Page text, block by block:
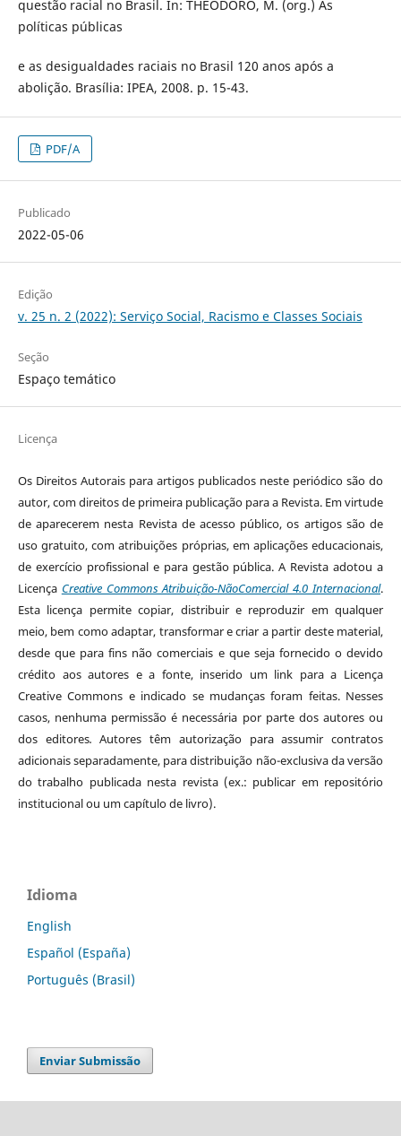
questão racial no Brasil. In: THEODORO, M. (org.) As
políticas públicas
e as desigualdades raciais no Brasil 120 anos após a
abolição. Brasília: IPEA, 2008. p. 15-43.
PDF/A
Publicado
2022-05-06
Edição
v. 25 n. 2 (2022): Serviço Social, Racismo e Classes Sociais
Seção
Espaço temático
Licença
Os Direitos Autorais para artigos publicados neste periódico são do
autor, com direitos de primeira publicação para a Revista. Em virtude
de aparecerem nesta Revista de acesso público, os artigos são de
uso gratuito, com atribuições próprias, em aplicações educacionais,
de exercício profissional e para gestão pública. A Revista adotou a
Licença Creative Commons Atribuição-NãoComercial 4.0 Internacional.
Esta licença permite copiar, distribuir e reproduzir em qualquer
meio, bem como adaptar, transformar e criar a partir deste material,
desde que para fins não comerciais e que seja fornecido o devido
crédito aos autores e a fonte, inserido um link para a Licença
Creative Commons e indicado se mudanças foram feitas. Nesses
casos, nenhuma permissão é necessária por parte dos autores ou
dos editores.Autores têm autorização para assumir contratos
adicionais separadamente, para distribuição não-exclusiva da versão
do trabalho publicada nesta revista (ex.: publicar em repositório
institucional ou um capítulo de livro).
Idioma
English
Español (España)
Português (Brasil)
Enviar Submissão